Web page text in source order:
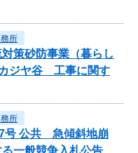
所
策砂防事業（暮らし
ジヤ谷 工事に関す
所
号 公共 急傾斜地崩
一般競争入札公告